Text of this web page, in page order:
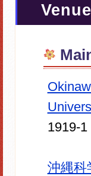
1919-
沖縄科